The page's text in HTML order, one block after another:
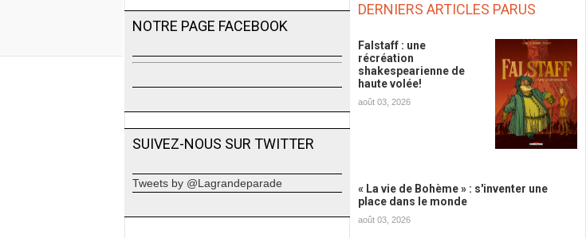
NOTRE PAGE FACEBOOK
SUIVEZ-NOUS SUR TWITTER
Tweets by @Lagrandeparade
DERNIERS ARTICLES PARUS
Falstaff : une
récréation
shakespearienne de
haute volée!
août 03, 2026
« La vie de Bohème » : s'inventer une
place dans le monde
août 03, 2026